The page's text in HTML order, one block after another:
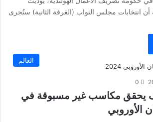
أن انتخابات مجلس النواب (الغرفة الثانية) ستُجرى
العالم
0
يحقق مكاسب غير مسبوقة في
الأوروبي